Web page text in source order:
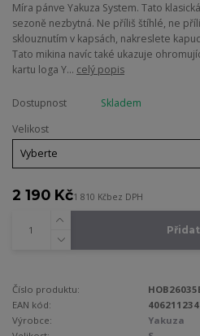
Míra pánve Yakuza System. Tato
sezoně nezbytná. Ne příliš štíhlé, ne
sklouznutím v kapsách, nakreslete
Tato mikina navíc také ukazuje
kartu loga Y... celý popis
Dostupnost
Skladem
Velikost
2 190 Kč1 810 Kčbez DPH
Číslo produktu:
EAN kód:
Výrobce:
Yakuza